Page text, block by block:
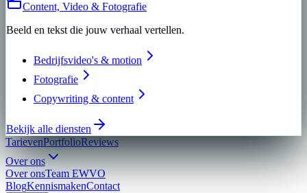
Content, Video & Fotografie
Beeld en tekst die jouw verhaal vertellen.
Bedrijfsvideo's & motion
Fotografie
Copywriting & content
Bekijk alle diensten
TarievenPortfolioReviews
Over ons
Over onsTeam EWVO
BlogKennismakenContact